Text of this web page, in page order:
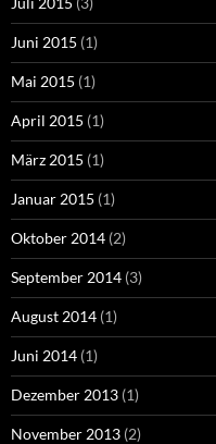
Juni 2015 (1)
Mai 2015 (1)
April 2015 (1)
März 2015 (1)
Januar 2015 (1)
Oktober 2014 (2)
September 2014 (3)
August 2014 (1)
Juni 2014 (1)
Dezember 2013 (1)
November 2013 (2)